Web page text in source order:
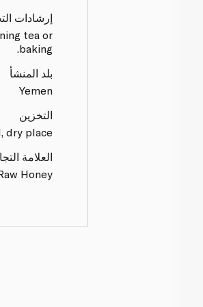
إرشادات
tea or
baking.
بلد المنشأ
Yemen
التخزين
dry place.
العلامة
Honey